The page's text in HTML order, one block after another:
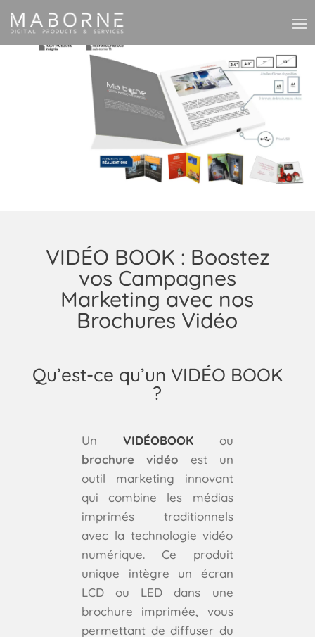
VIDÉO BOOK : Boostez
vos Campagnes
Marketing avec nos
Brochures Vidéo
Qu’est-ce qu’un VIDÉO BOOK
?
Un VIDÉOBOOKou
brochure vidéo est un
outil marketing innovant
qui combine les médias
imprimés traditionnels
avec la technologie vidéo
numérique. Ce produit
unique intègre un écran
LCD ou LED dans une
brochure imprimée, vous
permettant de diffuser du